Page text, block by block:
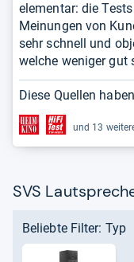
elementar: die
Meinungen von
sehr schnell und
welche weniger gut
Diese Quellen
und 13
SVS
Beliebte Filter: Typ